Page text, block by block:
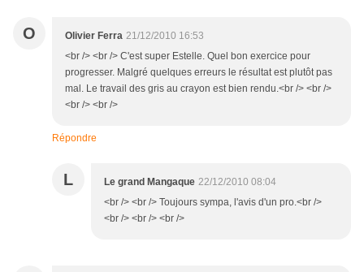
O Olivier Ferra 21/12/2010 16:53
<br /> <br /> C'est super Estelle. Quel bon exercice pour
progresser. Malgré quelques erreurs le résultat est plutôt pas
mal. Le travail des gris au crayon est bien rendu.<br /> <br />
<br /> <br />
Répondre
L Le grand Mangaque 22/12/2010 08:04
<br /> <br /> Toujours sympa, l'avis d'un pro.<br />
<br /> <br /> <br />